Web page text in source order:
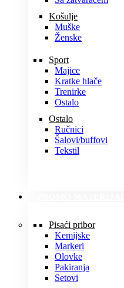
Košulje
Muške
Ženske
Sport
Majice
Kratke hlače
Trenirke
Ostalo
Ostalo
Ručnici
Šalovi/buffovi
Tekstil
Pisaći pribor
Kemijske
Markeri
Olovke
Pakiranja
Setovi